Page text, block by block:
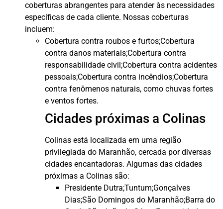
coberturas abrangentes para atender às necessidades
específicas de cada cliente. Nossas coberturas
incluem:
Cobertura contra roubos e furtos;Cobertura
contra danos materiais;Cobertura contra
responsabilidade civil;Cobertura contra acidentes
pessoais;Cobertura contra incêndios;Cobertura
contra fenômenos naturais, como chuvas fortes
e ventos fortes.
Cidades próximas a Colinas
Colinas está localizada em uma região
privilegiada do Maranhão, cercada por diversas
cidades encantadoras. Algumas das cidades
próximas a Colinas são:
Presidente Dutra;Tuntum;Gonçalves
Dias;São Domingos do Maranhão;Barra do